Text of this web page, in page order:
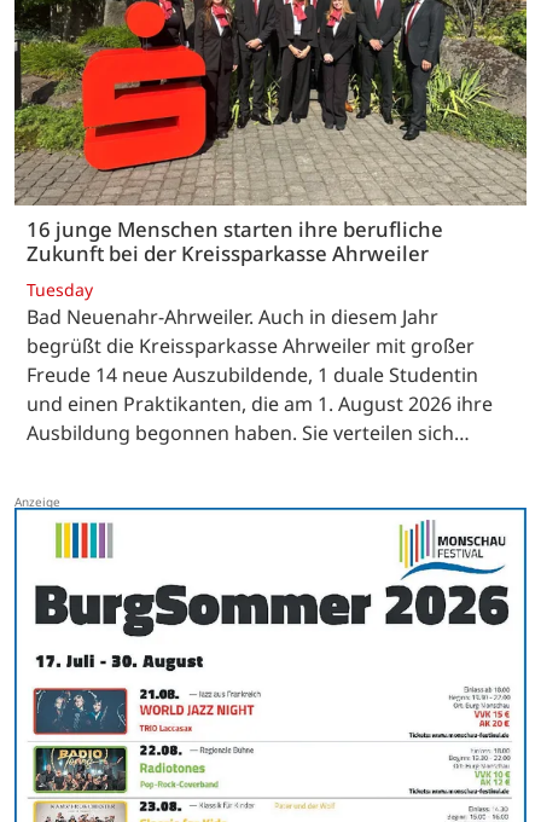
16 junge Menschen starten ihre berufliche
Zukunft bei der Kreissparkasse Ahrweiler
Tuesday
Bad Neuenahr-Ahrweiler. Auch in diesem Jahr
begrüßt die Kreissparkasse Ahrweiler mit großer
Freude 14 neue Auszubildende, 1 duale Studentin
und einen Praktikanten, die am 1. August 2026 ihre
Ausbildung begonnen haben. Sie verteilen sich…